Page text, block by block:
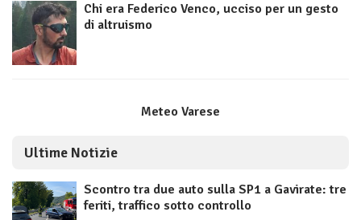
Chi era Federico Venco, ucciso per un gesto
di altruismo
Meteo Varese
Ultime Notizie
Scontro tra due auto sulla SP1 a Gavirate: tre
feriti, traffico sotto controllo